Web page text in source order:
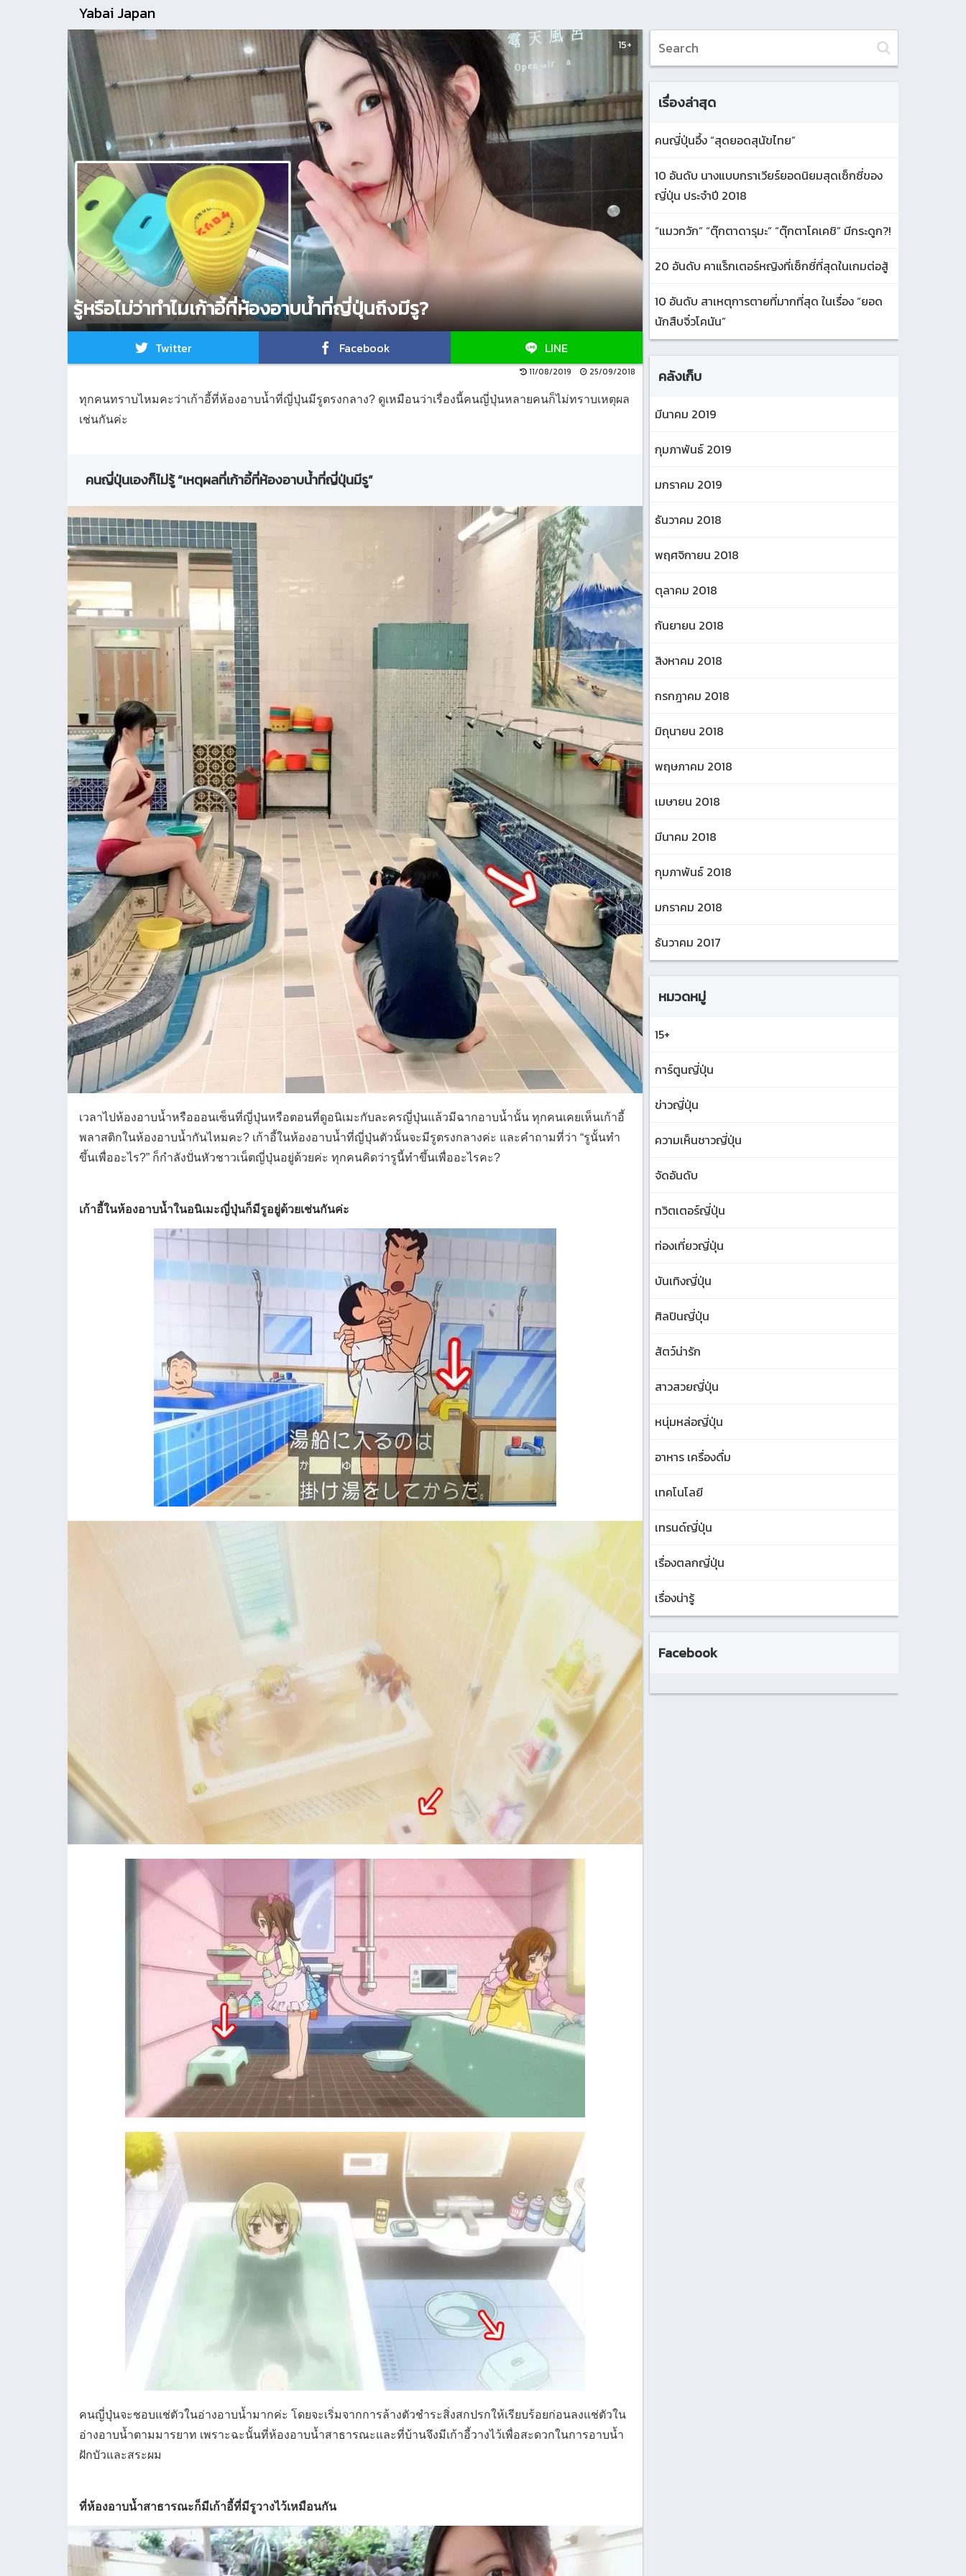
Yabai Japan
รู้หรือไม่ว่าทำไมเก้าอี้ที่ห้องอาบน้ำที่ญี่ปุ่นถึงมีรู?
15+
Twitter Facebook LINE
11/08/2019 25/09/2018
ทุกคนทราบไหมคะว่าเก้าอี้ที่ห้องอาบน้ำที่ญี่ปุ่นมีรูตรงกลาง? ดูเหมือนว่าเรื่องนี้คนญี่ปุ่นหลายคนก็ไม่ทราบเหตุผล
เช่นกันค่ะ
คนญี่ปุ่นเองก็ไม่รู้ “เหตุผลที่เก้าอี้ที่ห้องอาบน้ำที่ญี่ปุ่นมีรู”
เวลาไปห้องอาบน้ำหรือออนเซ็นที่ญี่ปุ่นหรือตอนที่ดูอนิเมะกับละครญี่ปุ่นแล้วมีฉากอาบน้ำนั้น ทุกคนเคยเห็นเก้าอี้
พลาสติกในห้องอาบน้ำกันไหมคะ? เก้าอี้ในห้องอาบน้ำที่ญี่ปุ่นตัวนั้นจะมีรูตรงกลางค่ะ และคำถามที่ว่า “รูนั้นทำ
ขึ้นเพื่ออะไร?” ก็กำลังปั่นหัวชาวเน็ตญี่ปุ่นอยู่ด้วยค่ะ ทุกคนคิดว่ารูนี้ทำขึ้นเพื่ออะไรคะ?
เก้าอี้ในห้องอาบน้ำในอนิเมะญี่ปุ่นก็มีรูอยู่ด้วยเช่นกันค่ะ
คนญี่ปุ่นจะชอบแช่ตัวในอ่างอาบน้ำมากค่ะ โดยจะเริ่มจากการล้างตัวชำระสิ่งสกปรกให้เรียบร้อยก่อนลงแช่ตัวใน
อ่างอาบน้ำตามมารยาท เพราะฉะนั้นที่ห้องอาบน้ำสาธารณะและที่บ้านจึงมีเก้าอี้วางไว้เพื่อสะดวกในการอาบน้ำ
ฝักบัวและสระผม
ที่ห้องอาบน้ำสาธารณะก็มีเก้าอี้ที่มีรูวางไว้เหมือนกัน
เรื่องล่าสุด
คนญี่ปุ่นอึ้ง “สุดยอดสุนัขไทย”
10 อันดับ นางแบบกราเวียร์ยอดนิยมสุดเซ็กซี่ของ
ญี่ปุ่น ประจำปี 2018
“แมวกวัก” “ตุ๊กตาดารุมะ” “ตุ๊กตาโคเคชิ” มีกระดูก?!
20 อันดับ คาแร็กเตอร์หญิงที่เซ็กซี่ที่สุดในเกมต่อสู้
10 อันดับ สาเหตุการตายที่มากที่สุด ในเรื่อง “ยอด
นักสืบจิ๋วโคนัน”
คลังเก็บ
มีนาคม 2019
กุมภาพันธ์ 2019
มกราคม 2019
ธันวาคม 2018
พฤศจิกายน 2018
ตุลาคม 2018
กันยายน 2018
สิงหาคม 2018
กรกฎาคม 2018
มิถุนายน 2018
พฤษภาคม 2018
เมษายน 2018
มีนาคม 2018
กุมภาพันธ์ 2018
มกราคม 2018
ธันวาคม 2017
หมวดหมู่
15+
การ์ตูนญี่ปุ่น
ข่าวญี่ปุ่น
ความเห็นชาวญี่ปุ่น
จัดอันดับ
ทวิตเตอร์ญี่ปุ่น
ท่องเที่ยวญี่ปุ่น
บันเทิงญี่ปุ่น
ศิลปินญี่ปุ่น
สัตว์น่ารัก
สาวสวยญี่ปุ่น
หนุ่มหล่อญี่ปุ่น
อาหาร เครื่องดื่ม
เทคโนโลยี
เทรนด์ญี่ปุ่น
เรื่องตลกญี่ปุ่น
เรื่องน่ารู้
Facebook